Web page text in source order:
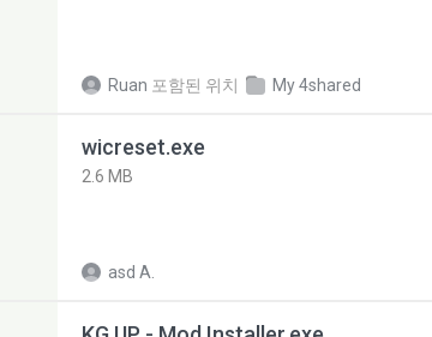
Ruan 포함된 위치 My 4shared
wicreset.exe
2.6 MB
asd A.